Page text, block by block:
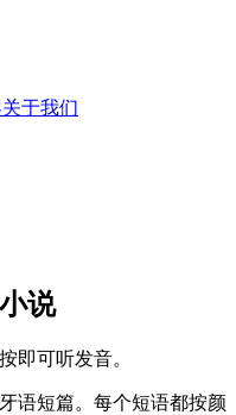
关于我们
说
即可听发音。
语短篇。每个短语都按颜